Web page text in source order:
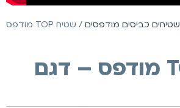
שטיחים כביסים מודפסים
/ שטיח TOP מודפס
שטיח TOP מודפס – דגם